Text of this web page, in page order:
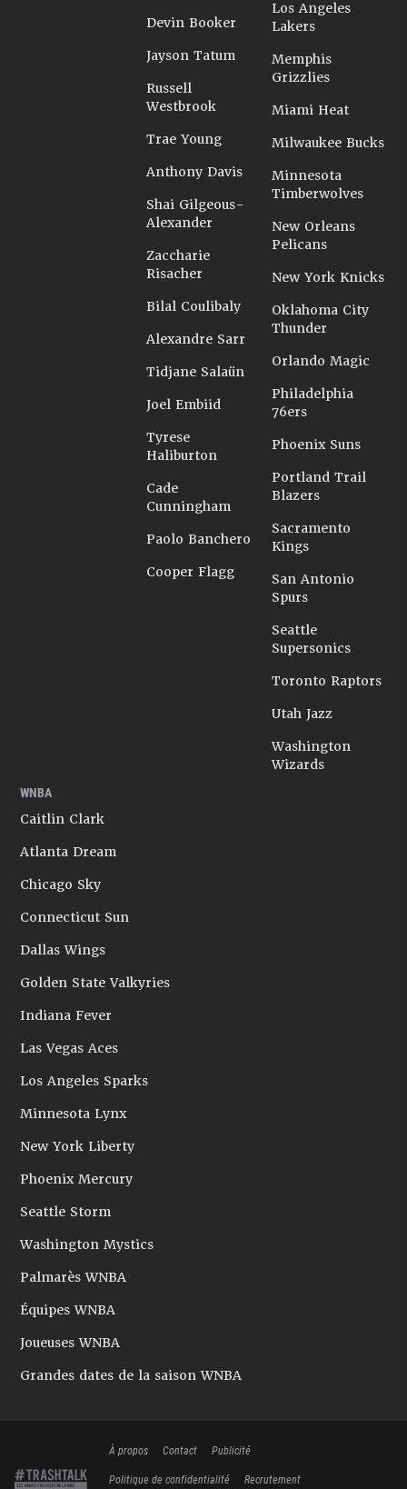
Devin Booker
Jayson Tatum
Russell
Westbrook
Trae Young
Anthony Davis
Shai Gilgeous-
Alexander
Zaccharie
Risacher
Bilal Coulibaly
Alexandre Sarr
Tidjane Salaün
Joel Embiid
Tyrese
Haliburton
Cade
Cunningham
Paolo Banchero
Cooper Flagg
Los Angeles
Lakers
Memphis
Grizzlies
Miami Heat
Milwaukee Bucks
Minnesota
Timberwolves
New Orleans
Pelicans
New York Knicks
Oklahoma City
Thunder
Orlando Magic
Philadelphia
76ers
Phoenix Suns
Portland Trail
Blazers
Sacramento
Kings
San Antonio
Spurs
Seattle
Supersonics
Toronto Raptors
Utah Jazz
Washington
Wizards
WNBA
Caitlin Clark
Atlanta Dream
Chicago Sky
Connecticut Sun
Dallas Wings
Golden State Valkyries
Indiana Fever
Las Vegas Aces
Los Angeles Sparks
Minnesota Lynx
New York Liberty
Phoenix Mercury
Seattle Storm
Washington Mystics
Palmarès WNBA
Équipes WNBA
Joueuses WNBA
Grandes dates de la saison WNBA
À propos Contact
Publicité
Politique de confidentialité
Recrutement